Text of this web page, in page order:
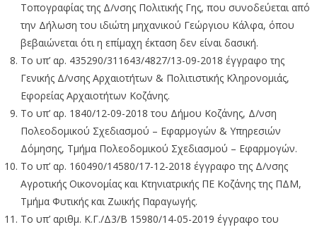
Τοπογραφίας της Δ/νσης Πολιτικής Γης, που συνοδεύεται από
την Δήλωση του ιδιώτη μηχανικού Γεώργιου Κάλφα, όπου
βεβαιώνεται ότι η επίμαχη έκταση δεν είναι δασική.
Το υπ’ αρ. 435290/311643/4827/13-09-2018 έγγραφο της
Γενικής Δ/νσης Αρχαιοτήτων & Πολιτιστικής Κληρονομιάς,
Εφορείας Αρχαιοτήτων Κοζάνης.
Το υπ’ αρ. 1840/12-09-2018 του Δήμου Κοζάνης, Δ/νση
Πολεοδομικού Σχεδιασμού – Εφαρμογών & Υπηρεσιών
Δόμησης, Τμήμα Πολεοδομικού Σχεδιασμού – Εφαρμογών.
Το υπ’ αρ. 160490/14580/17-12-2018 έγγραφο της Δ/νσης
Αγροτικής Οικονομίας και Κτηνιατρικής ΠΕ Κοζάνης της ΠΔΜ,
Τμήμα Φυτικής και Ζωικής Παραγωγής.
Το υπ’ αριθμ. Κ.Γ./Δ3/Β 15980/14-05-2019 έγγραφο του